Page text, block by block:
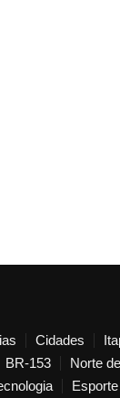
Cidades
BR-153 Norte
Esporte